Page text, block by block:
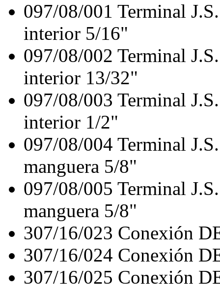
097/08/001 Terminal
interior 5/16"
097/08/002 Terminal
interior 13/32"
097/08/003 Terminal
interior 1/2"
097/08/004 Terminal
manguera 5/8"
097/08/005 Terminal
manguera 5/8"
307/16/023 Conexión
307/16/024 Conexión
307/16/025 Conexión